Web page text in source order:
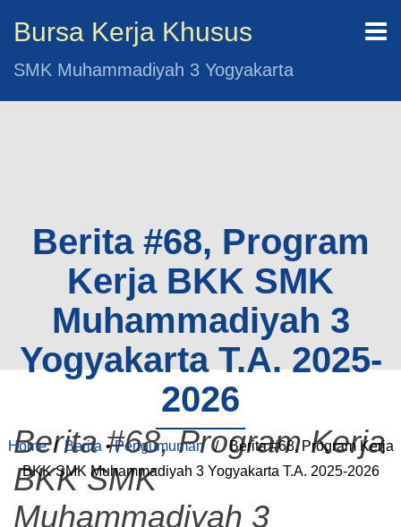
Bursa Kerja Khusus
SMK Muhammadiyah 3 Yogyakarta
Berita #68, Program
Kerja BKK SMK
Muhammadiyah 3
Yogyakarta T.A. 2025-
2026
Home/ Berita •Pengumuman/ Berita #68, Program Kerja
BKK SMK Muhammadiyah 3 Yogyakarta T.A. 2025-2026
Berita #68, Program Kerja
BKK SMK
Muhammadiyah 3